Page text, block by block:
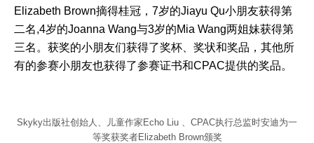
Elizabeth Brown摘得桂冠，7岁的Jiayu Qu小朋友获得第
二名,4岁的Joanna Wang与3岁的Mia Wang两姐妹获得第
三名。获奖的小朋友们获得了奖杯、奖状和奖品，其他所
有的参赛小朋友也获得了参赛证书和CPAC提供的奖品。
Skyky出版社创始人、儿童作家Echo Liu 、CPAC执行总监时安迪为一
等奖获奖者Elizabeth Brown颁奖